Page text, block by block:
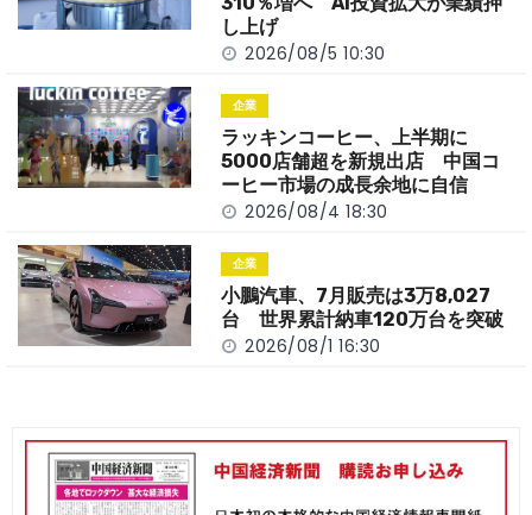
k
し上げ
2026/08/5 10:30
企業
ラッキンコーヒー、上半期に
5000店舗超を新規出店 中国コ
ーヒー市場の成長余地に自信
2026/08/4 18:30
企業
小鵬汽車、7月販売は3万8,027
台 世界累計納車120万台を突破
2026/08/1 16:30